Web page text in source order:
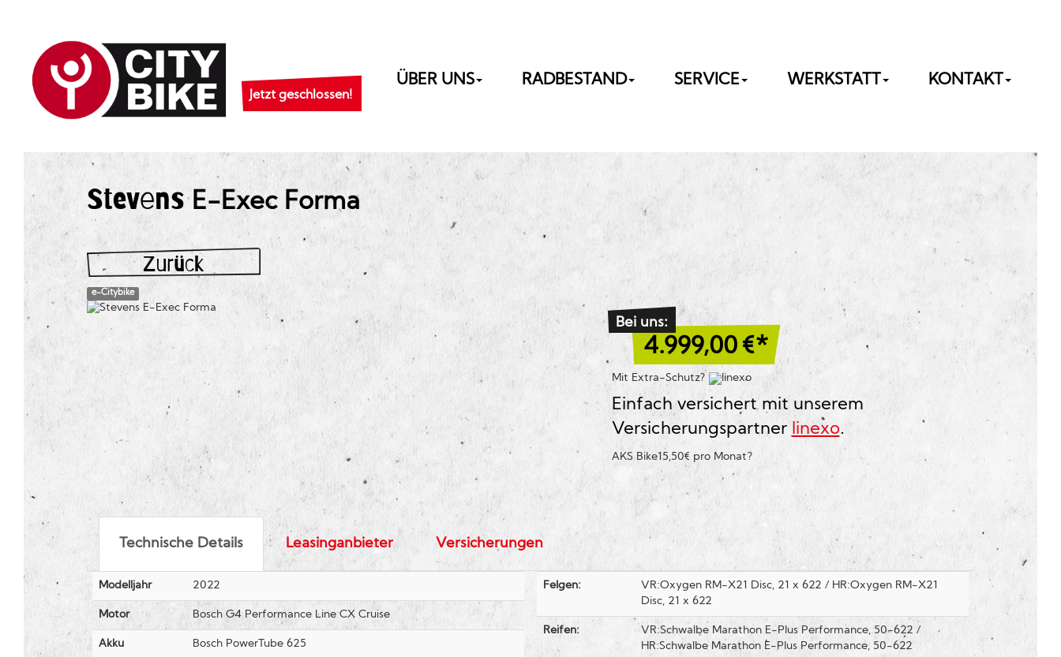
Jetzt geschlossen!
ÜBER UNS RADBESTAND SERVICE WERKSTATT KONTAKT
StevensE-Exec Forma
Zurück
e-Citybike
Bei uns:
4.999,00 €*
Mit Extra-Schutz?
Einfach versichert mit unserem
Versicherungspartner linexo.
AKS Bike15,50€ pro Monat?
Technische Details Leasinganbieter Versicherungen
Modelljahr 2022
Motor Bosch G4 Performance Line CX Cruise
Akku Bosch PowerTube 625
Felgen:
VR:Oxygen RM-X21 Disc, 21 x 622 / HR:Oxygen RM-X21
Disc, 21 x 622
Reifen:
VR:Schwalbe Marathon E-Plus Performance, 50-622 /
HR:Schwalbe Marathon E-Plus Performance, 50-622